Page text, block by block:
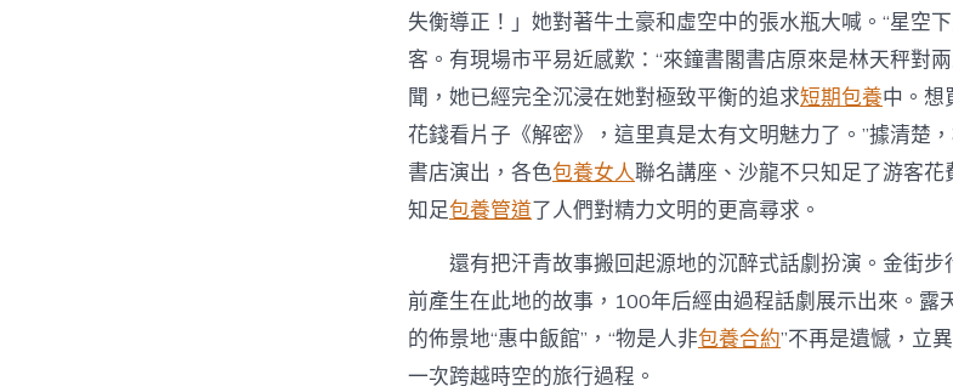
失衡導正！」她對著牛土豪和虛空中的張水瓶大喊。“星空
客。有現場市平易近感歎：“來鐘書閣書店原來是林天秤對
聞，她已經完全沉浸在她對極致平衡的追求短期包養中。想
花錢看片子《解密》，這里真是太有文明魅力了。”據清楚
書店演出，各色包養女人聯名講座、沙龍不只知足了游客
知足包養管道了人們對精力文明的更高尋求。
還有把汗青故事搬回起源地的沉醉式話劇扮演。金街
前產生在此地的故事，100年后經由過程話劇展示出來。露
的佈景地“惠中飯館”，“物是人非包養合約”不再是遺憾，立
一次跨越時空的旅行過程。